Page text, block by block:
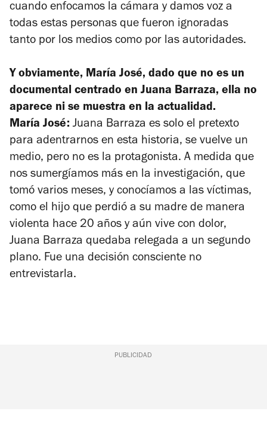
cuando enfocamos la cámara y damos voz a
todas estas personas que fueron ignoradas
tanto por los medios como por las autoridades.
Y obviamente, María José, dado que no es un
documental centrado en Juana Barraza, ella no
aparece ni se muestra en la actualidad.
María José: Juana Barraza es solo el pretexto
para adentrarnos en esta historia, se vuelve un
medio, pero no es la protagonista. A medida que
nos sumergíamos más en la investigación, que
tomó varios meses, y conocíamos a las víctimas,
como el hijo que perdió a su madre de manera
violenta hace 20 años y aún vive con dolor,
Juana Barraza quedaba relegada a un segundo
plano. Fue una decisión consciente no
entrevistarla.
PUBLICIDAD